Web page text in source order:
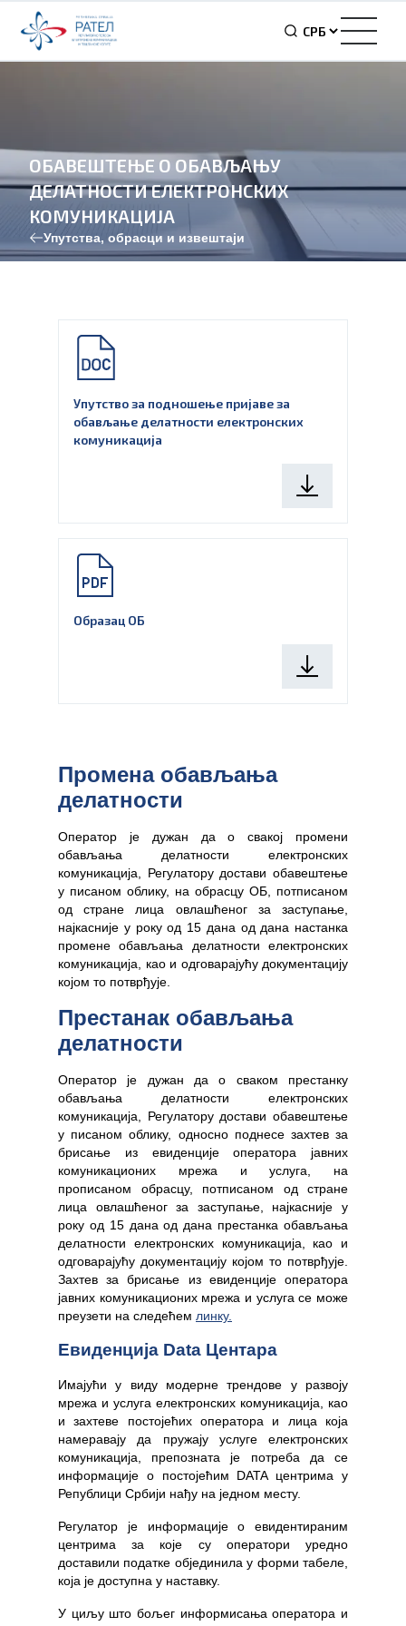
ОБАВЕШТЕЊЕ О ОБАВЉАЊУ
ДЕЛАТНОСТИ ЕЛЕКТРОНСКИХ
КОМУНИКАЦИЈА
Упутства, обрасци и извештаји
Упутство за подношење пријаве за
обављање делатности електронских
комуникација
Образац ОБ
Промена обављања
делатности
Оператор је дужан да о свакој промени
обављања делатности електронских
комуникација, Регулатору достави обавештење
у писаном облику, на обрасцу ОБ, потписаном
од стране лица овлашћеног за заступање,
најкасније у року од 15 дана од дана настанка
промене обављања делатности електронских
комуникација, као и одговарајућу документацију
којом то потврђује.
Престанак обављања
делатности
Оператор је дужан да о сваком престанку
обављања делатности електронских
комуникација, Регулатору достави обавештење
у писаном облику, односно поднесе захтев за
брисање из евиденције оператора јавних
комуникационих мрежа и услуга, на
прописаном обрасцу, потписаном од стране
лица овлашћеног за заступање, најкасније у
року од 15 дана од дана престанка обављања
делатности електронских комуникација, као и
одговарајућу документацију којом то потврђује.
Захтев за брисање из евиденције оператора
јавних комуникационих мрежа и услуга се може
преузети на следећем линку.
Евиденција Data Центара
Имајући у виду модерне трендове у развоју
мрежа и услуга електронских комуникација, као
и захтеве постојећих оператора и лица која
намеравају да пружају услуге електронских
комуникација, препозната је потреба да се
информације о постојећим DATA центрима у
Републици Србији нађу на једном месту.
Регулатор је информације о евидентираним
центрима за које су оператори уредно
доставили податке објединила у форми табеле,
која је доступна у наставку.
У циљу што бољег информисања оператора и